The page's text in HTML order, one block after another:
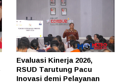
Evaluasi Kinerja 2026,
RSUD Tarutung Pacu
Inovasi demi Pelayanan